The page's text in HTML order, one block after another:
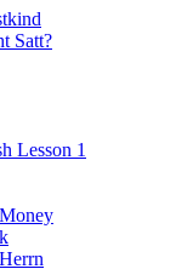
Satt?
Lesson 1